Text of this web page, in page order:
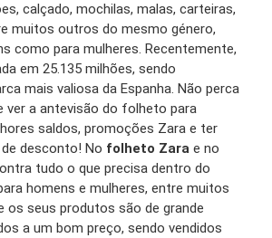
calçado, mochilas, malas, carteiras,
muitos outros do mesmo género,
como para mulheres. Recentemente,
em 25.135 milhões, sendo
mais valiosa da Espanha. Não perca
ver a antevisão do folheto para
saldos, promoções Zara e ter
desconto! No folheto Zara e no
tudo o que precisa dentro do
homens e mulheres, entre muitos
os seus produtos são de grande
a um bom preço, sendo vendidos